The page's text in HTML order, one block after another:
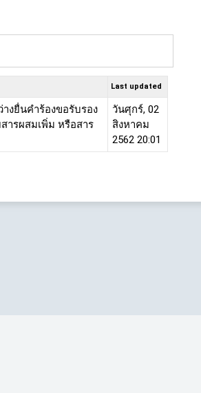
Last updated
งยื่นคำร้องขอรับรอง
ารผสมเพิ่ม หรือสาร
วันศุกร์, 02
สิงหาคม
2562 20:01